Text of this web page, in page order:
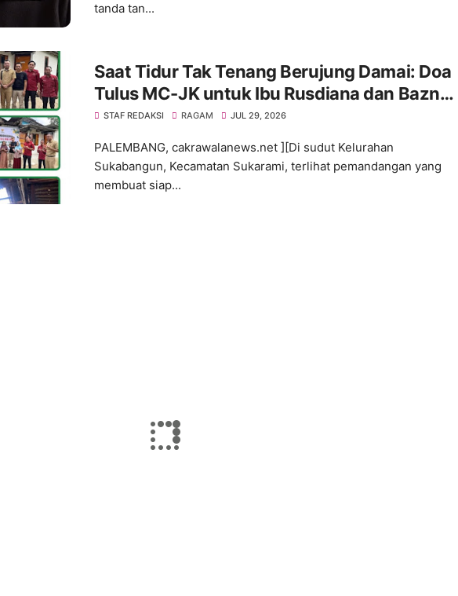
tanda tan...
Saat Tidur Tak Tenang Berujung Damai: Doa
Tulus MC-JK untuk Ibu Rusdiana dan Baznas
Palembang!
STAF REDAKSI RAGAM JUL 29, 2026
PALEMBANG, cakrawalanews.net ][Di sudut Kelurahan
Sukabangun, Kecamatan Sukarami, terlihat pemandangan yang
membuat siap...